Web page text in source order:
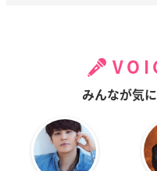
みんなが気